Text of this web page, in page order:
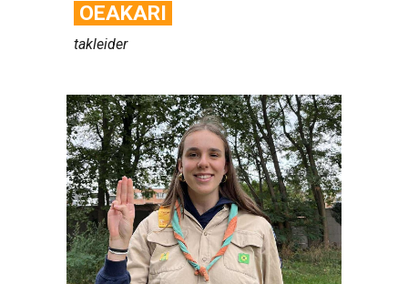
OEAKARI
takleider